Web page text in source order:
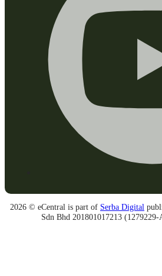
2026 © eCentral is part of Serba Digital
Sdn Bhd 201801017213 (1279229-